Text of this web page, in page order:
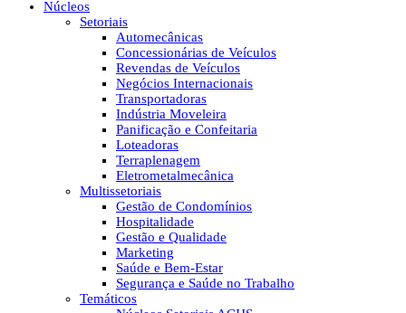
Núcleos
Setoriais
Automecânicas
Concessionárias de Veículos
Revendas de Veículos
Negócios Internacionais
Transportadoras
Indústria Moveleira
Panificação e Confeitaria
Loteadoras
Terraplenagem
Eletrometalmecânica
Multissetoriais
Gestão de Condomínios
Hospitalidade
Gestão e Qualidade
Marketing
Saúde e Bem-Estar
Segurança e Saúde no Trabalho
Temáticos